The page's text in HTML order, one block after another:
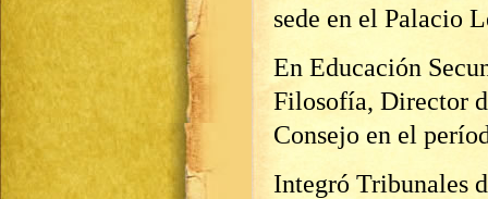
sede en el Palacio
En Educación
Filosofía, Director
Consejo en el
Integró Tribunales